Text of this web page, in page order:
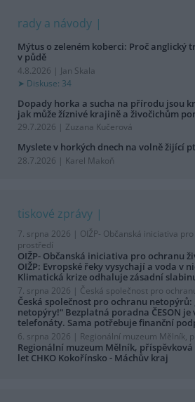
rady a návody
Mýtus o zeleném koberci: Proč anglický
v půdě
4.8.2026 | Jan Skala
Diskuse: 34
Dopady horka a sucha na přírodu jsou
jak může žíznivé krajině a živočichům
29.7.2026 | Zuzana Kučerová
Myslete v horkých dnech na volně žijící
28.7.2026 | Karel Makoň
tiskové zprávy
7. srpna 2026 | OIŽP- Občanská iniciativa
prostředí
OIŽP- Občanská iniciativa pro ochranu
OIŽP: Evropské řeky vysychají a voda v
Klimatická krize odhaluje zásadní
7. srpna 2026 | Česká společnost pro
Česká společnost pro ochranu netopýrů:
netopýry!“ Bezplatná poradna ČESON je
telefonáty. Sama potřebuje finanční
6. srpna 2026 | Regionální muzeum Mělník,
Regionální muzeum Mělník,
let CHKO Kokořínsko - Máchův kraj